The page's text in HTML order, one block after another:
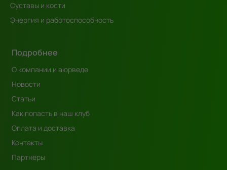
Суставы и кости
Энергия и работоспособность
Подробнее
О компании и аюрведе
Новости
Статьи
Как попасть в наш клуб
Оплата и доставка
Контакты
Партнёры